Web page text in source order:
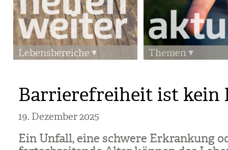
Lebensbereiche Themen
Barrierefreiheit ist kein
19. Dezember 2025
Ein Unfall, eine schwere Erkran­kung